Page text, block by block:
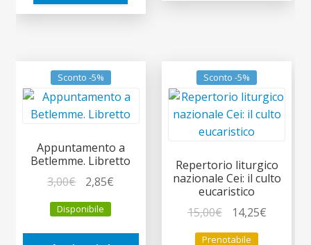
Sconto -5%
Appuntamento a
Betlemme. Libretto
3,00€
prezzo
originale
era:
2,85€
è:
Disponibile
Sconto -5%
Repertorio liturgico
nazionale Cei: il culto
eucaristico
15,00€
prezzo
14,25€Il
Prenotabile